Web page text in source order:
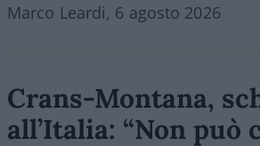
Marco Leardi, 6 agosto 2026
Crans-Montana,
all’Italia: “Non